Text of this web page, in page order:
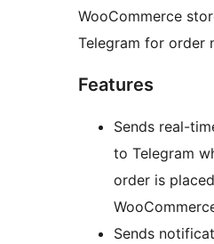
WooCommerce
Telegram for order
Features
Sends real-
to Telegram
order is
Sends